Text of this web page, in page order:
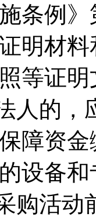
条例
明材
等证
人的
障资
设备
购活